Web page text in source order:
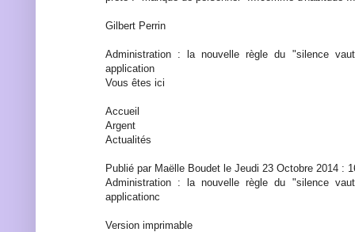
Gilbert Perrin
Administration : la nouvelle règle du "silence
application
Vous êtes ici
Accueil
Argent
Actualités
Publié par Maëlle Boudet le Jeudi 23 Octobre 2014 :
Administration : la nouvelle règle du "silence
applicationc
Version imprimable